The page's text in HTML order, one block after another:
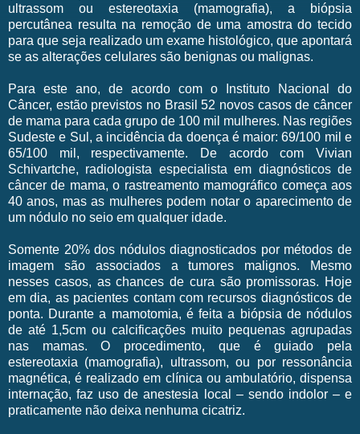
ultrassom ou estereotaxia (mamografia), a biópsia
percutânea resulta na remoção de uma amostra do tecido
para que seja realizado um exame histológico, que apontará
se as alterações celulares são benignas ou malignas.
Para este ano, de acordo com o Instituto Nacional do
Câncer, estão previstos no Brasil 52 novos casos de câncer
de mama para cada grupo de 100 mil mulheres. Nas regiões
Sudeste e Sul, a incidência da doença é maior: 69/100 mil e
65/100 mil, respectivamente. De acordo com Vivian
Schivartche, radiologista especialista em diagnósticos de
câncer de mama, o rastreamento mamográfico começa aos
40 anos, mas as mulheres podem notar o aparecimento de
um nódulo no seio em qualquer idade.
Somente 20% dos nódulos diagnosticados por métodos de
imagem são associados a tumores malignos. Mesmo
nesses casos, as chances de cura são promissoras. Hoje
em dia, as pacientes contam com recursos diagnósticos de
ponta. Durante a mamotomia, é feita a biópsia de nódulos
de até 1,5cm ou calcificações muito pequenas agrupadas
nas mamas. O procedimento, que é guiado pela
estereotaxia (mamografia), ultrassom, ou por ressonância
magnética, é realizado em clínica ou ambulatório, dispensa
internação, faz uso de anestesia local – sendo indolor – e
praticamente não deixa nenhuma cicatriz.